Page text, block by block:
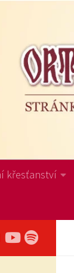
křesťanství